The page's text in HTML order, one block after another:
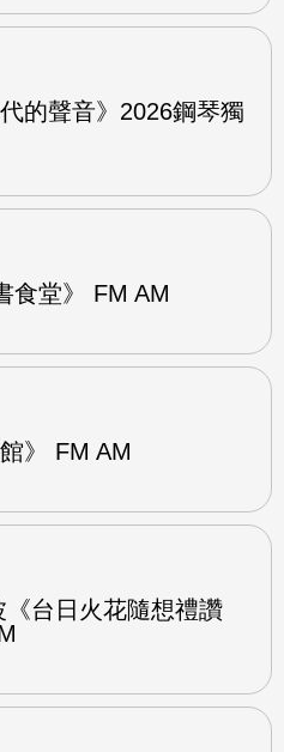
的聲音》2026鋼琴獨
食堂》 FM AM
》 FM AM
台日火花隨想禮讚